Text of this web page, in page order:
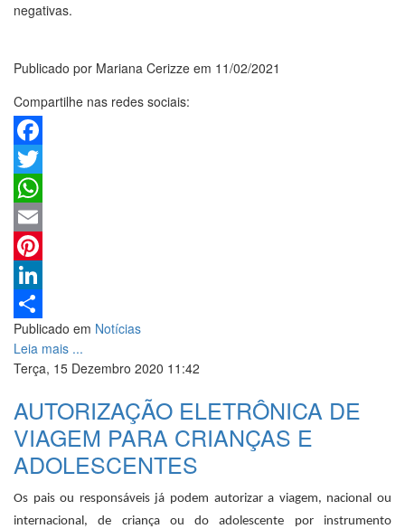
negativas.
Publicado por Mariana Cerizze em 11/02/2021
Compartilhe nas redes sociais:
Facebook
Twitter
WhatsApp
Email
Pinterest
LinkedIn
Share
Publicado em Notícias
Leia mais ...
Terça, 15 Dezembro 2020 11:42
AUTORIZAÇÃO ELETRÔNICA DE
VIAGEM PARA CRIANÇAS E
ADOLESCENTES
Os pais ou responsáveis já podem autorizar a viagem, nacional ou
internacional, de criança ou do adolescente por instrumento